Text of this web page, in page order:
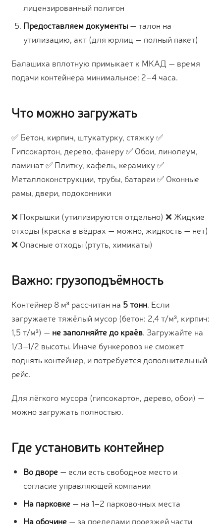
лицензированный полигон
Предоставляем документы — талон на
утилизацию, акт (для юрлиц — полный пакет)
Балашиха вплотную примыкает к МКАД — время
подачи контейнера минимальное: 2–4 часа.
Что можно загружать
✅ Бетон, кирпич, штукатурку, стяжку ✅
Гипсокартон, дерево, фанеру ✅ Обои, линолеум,
ламинат ✅ Плитку, кафель, керамику ✅
Металлоконструкции, трубы, батареи ✅ Оконные
рамы, двери, подоконники
❌ Покрышки (утилизируются отдельно) ❌ Жидкие
отходы (краска в вёдрах — можно, жидкость — нет)
❌ Опасные отходы (ртуть, химикаты)
Важно: грузоподъёмность
Контейнер 8 м³ рассчитан на 5 тонн. Если
загружаете тяжёлый мусор (бетон: 2,4 т/м³, кирпич:
1,5 т/м³) — не заполняйте до краёв. Загружайте на
1/3–1/2 высоты. Иначе бункеровоз не сможет
поднять контейнер, и потребуется дополнительный
рейс.
Для лёгкого мусора (гипсокартон, дерево, обои) —
можно загружать полностью.
Где установить контейнер
Во дворе — если есть свободное место и
согласие управляющей компании
На парковке — на 1–2 парковочных места
На обочине — за пределами проезжей части